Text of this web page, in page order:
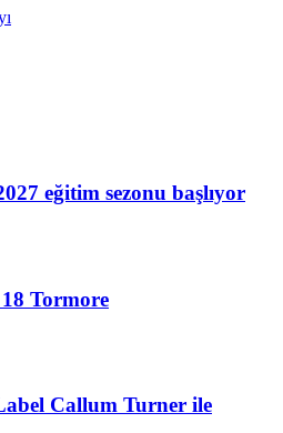
eğitim sezonu başlıyor
Tormore
Callum Turner ile